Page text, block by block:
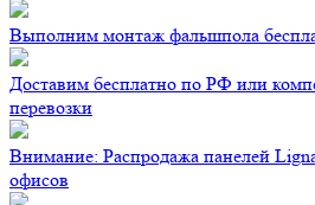
Выполним монтаж фальшпола
Доставим бесплатно по РФ или
перевозки
Внимание: Распродажа панелей
офисов